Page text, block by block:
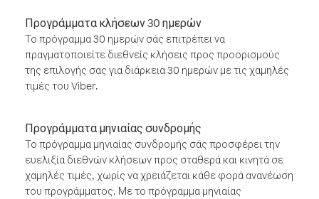
Προγράμματα κλήσεων 30 ημερών
Το πρόγραμμα 30 ημερών σάς επιτρέπει να
πραγματοποιείτε διεθνείς κλήσεις προς προορισμούς
της επιλογής σας για διάρκεια 30 ημερών με τις χαμηλές
τιμές του Viber.
Προγράμματα μηνιαίας συνδρομής
Το πρόγραμμα μηνιαίας συνδρομής σάς προσφέρει την
ευελιξία διεθνών κλήσεων προς σταθερά και κινητά σε
χαμηλές τιμές, χωρίς να χρειάζεται κάθε φορά ανανέωση
του προγράμματος. Με το πρόγραμμα μηνιαίας